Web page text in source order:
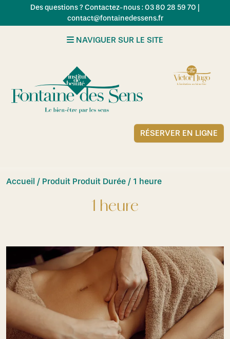
Skip to main content
Des questions ? Contactez-nous : 03 80 28 59 70 |
contact@fontainedessens.fr
NAVIGUER SUR LE SITE
RÉSERVER EN LIGNE
Accueil / Produit Produit Durée / 1 heure
1 heure